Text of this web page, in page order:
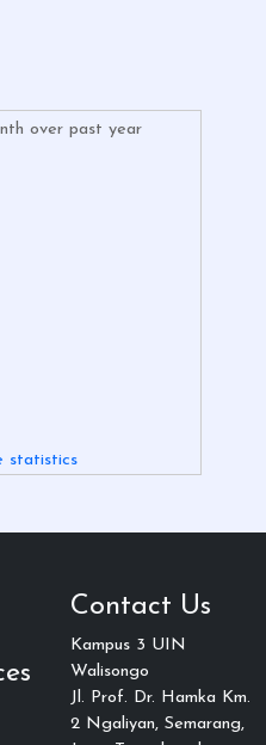
over past year
statistics
Contact Us
Kampus 3 UIN
Walisongo
Jl. Prof. Dr. Hamka Km.
2 Ngaliyan, Semarang,